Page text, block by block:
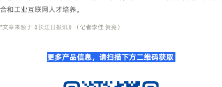
合和工业互联网人才培养。
*文章来源于《长江日报讯》（记者李佳 贺亮）
更多产品信息，请扫描下方二维码获取